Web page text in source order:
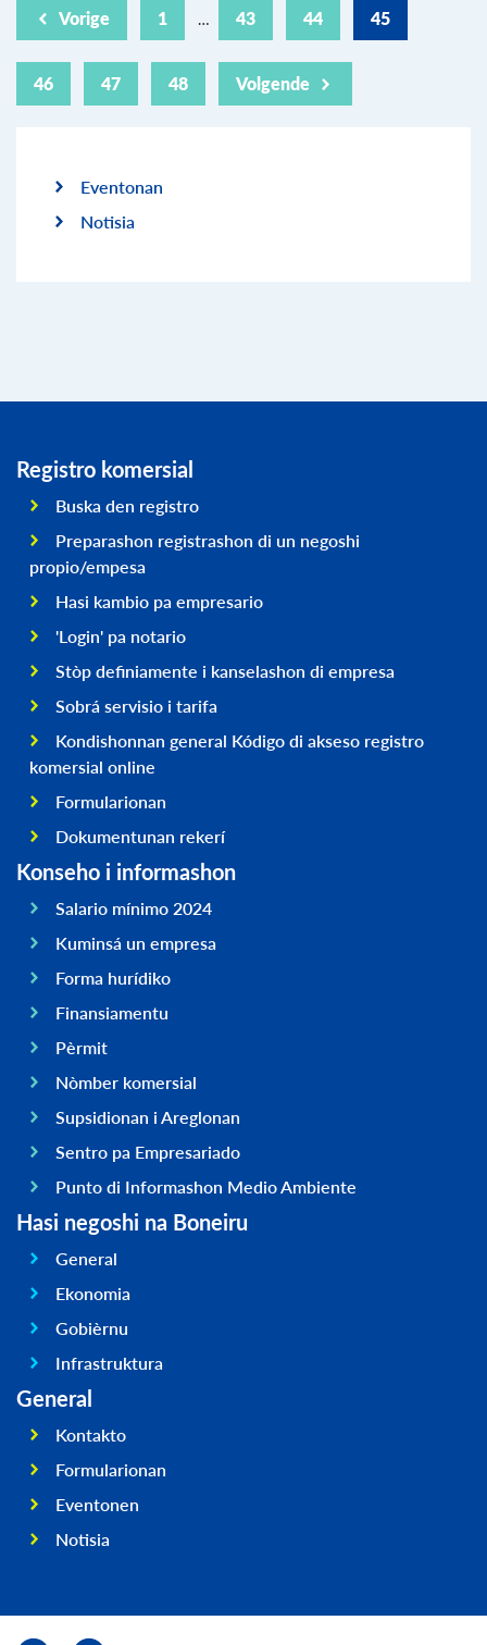
Vorige 1 … 43 44 45
46 47 48 Volgende
Eventonan
Notisia
Registro komersial
Buska den registro
Preparashon registrashon di un negoshi
propio/empesa
Hasi kambio pa empresario
'Login' pa notario
Stòp definiamente i kanselashon di empresa
Sobrá servisio i tarifa
Kondishonnan general Kódigo di akseso registro
komersial online
Formularionan
Dokumentunan rekerí
Konseho i informashon
Salario mínimo 2024
Kuminsá un empresa
Forma hurídiko
Finansiamentu
Pèrmit
Nòmber komersial
Supsidionan i Areglonan
Sentro pa Empresariado
Punto di Informashon Medio Ambiente
Hasi negoshi na Boneiru
General
Ekonomia
Gobièrnu
Infrastruktura
General
Kontakto
Formularionan
Eventonen
Notisia